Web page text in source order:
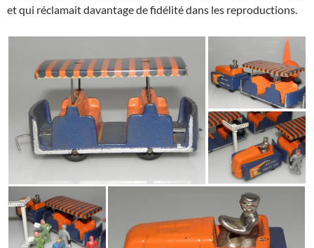
et qui réclamait davantage de fidélité dans les reproductions.